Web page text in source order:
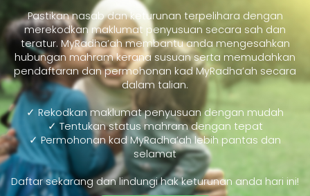
Pastikan nasab dan keturunan terpelihara dengan
merekodkan maklumat penyusuan secara sah dan
teratur. MyRadha’ah membantu anda mengesahkan
hubungan mahram kerana susuan serta memudahkan
pendaftaran dan permohonan kad MyRadha’ah secara
dalam talian.
✓ Rekodkan maklumat penyusuan dengan mudah
✓ Tentukan status mahram dengan tepat
✓ Permohonan kad MyRadha’ah lebih pantas dan
selamat
Daftar sekarang dan lindungi hak keturunan anda hari ini!